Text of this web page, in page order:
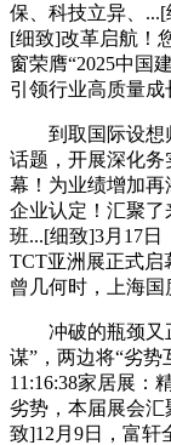
保、科技立异、
[细致]改革启航！
窗荣膺“2025中国
引领行业高质量成
到取国际设想师
话题，开展深化务
幕！为业绩增加
企业认定！汇聚
班...[细致]3月17
TCT亚洲展正式启
曾几何时，上海国
冲破的瓶颈又正
谋”，两边将“劣势
11:16:38家居展：
劣势，本届展会
致]12月9日，富轩